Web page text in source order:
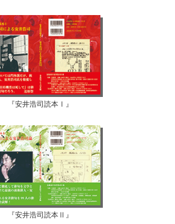
『安井浩司読本Ⅰ』
『安井浩司読本Ⅱ』